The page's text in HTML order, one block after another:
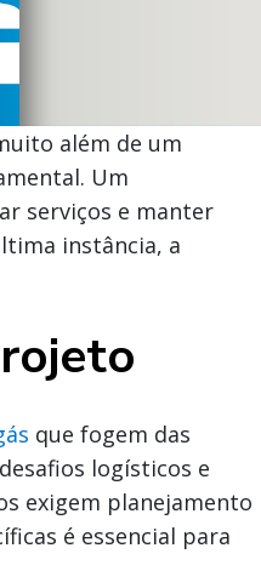
além de um
Um
serviços e manter
instância, a
que fogem das
logísticos e
exigem planejamento
é essencial para